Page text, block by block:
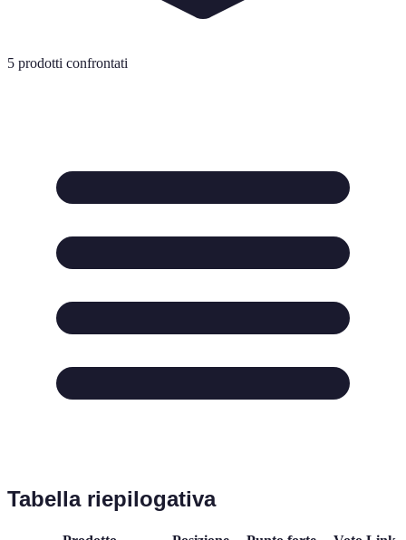
5 prodotti confrontati
Tabella riepilogativa